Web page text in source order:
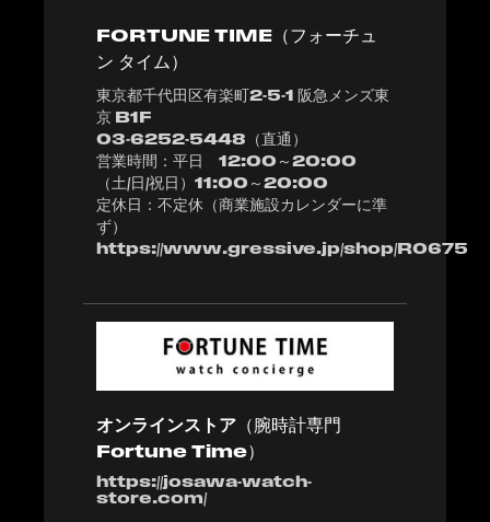
FORTUNE TIME （フォーチュ
ン タイム）
東京都千代田区有楽町2-5-1 阪急メンズ東
京 B1F
03-6252-5448（直通）
営業時間：平日 12:00～20:00
（土/日/祝日）11:00～20:00
定休日：不定休（商業施設カレンダーに準
ず）
https://www.gressive.jp/shop/R0675
オンラインストア （腕時計専門
Fortune Time）
https://josawa-watch-
store.com/